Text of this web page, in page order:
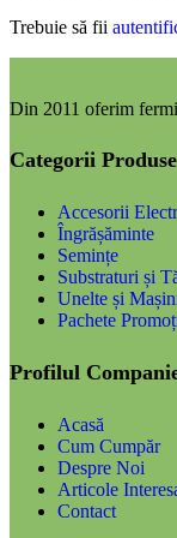
Trebuie să fii
Din 2011 oferim
Categorii Produse
Accesorii
Îngrășăminte
Semințe
Substraturi și
Unelte și
Pachete
Profilul
Acasă
Cum Cumpăr
Despre Noi
Articole
Contact